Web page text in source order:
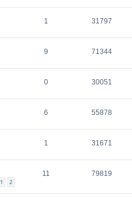
1 31797
9 71344
0 30051
6 55878
1 31671
1 2
11 79819